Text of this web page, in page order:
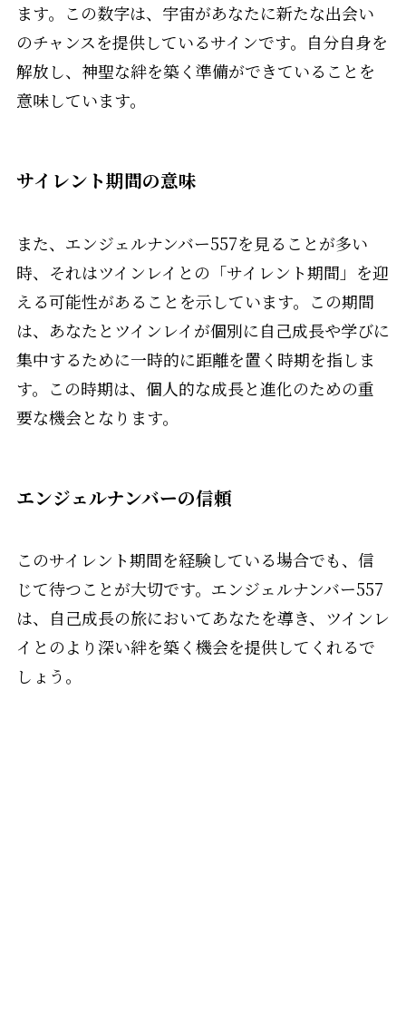
ます。この数字は、宇宙があなたに新たな出会い
のチャンスを提供しているサインです。自分自身を
解放し、神聖な絆を築く準備ができていることを
意味しています。
サイレント期間の意味
また、エンジェルナンバー557を見ることが多い
時、それはツインレイとの「サイレント期間」を迎
える可能性があることを示しています。この期間
は、あなたとツインレイが個別に自己成長や学びに
集中するために一時的に距離を置く時期を指しま
す。この時期は、個人的な成長と進化のための重
要な機会となります。
エンジェルナンバーの信頼
このサイレント期間を経験している場合でも、信
じて待つことが大切です。エンジェルナンバー557
は、自己成長の旅においてあなたを導き、ツインレ
イとのより深い絆を築く機会を提供してくれるで
しょう。